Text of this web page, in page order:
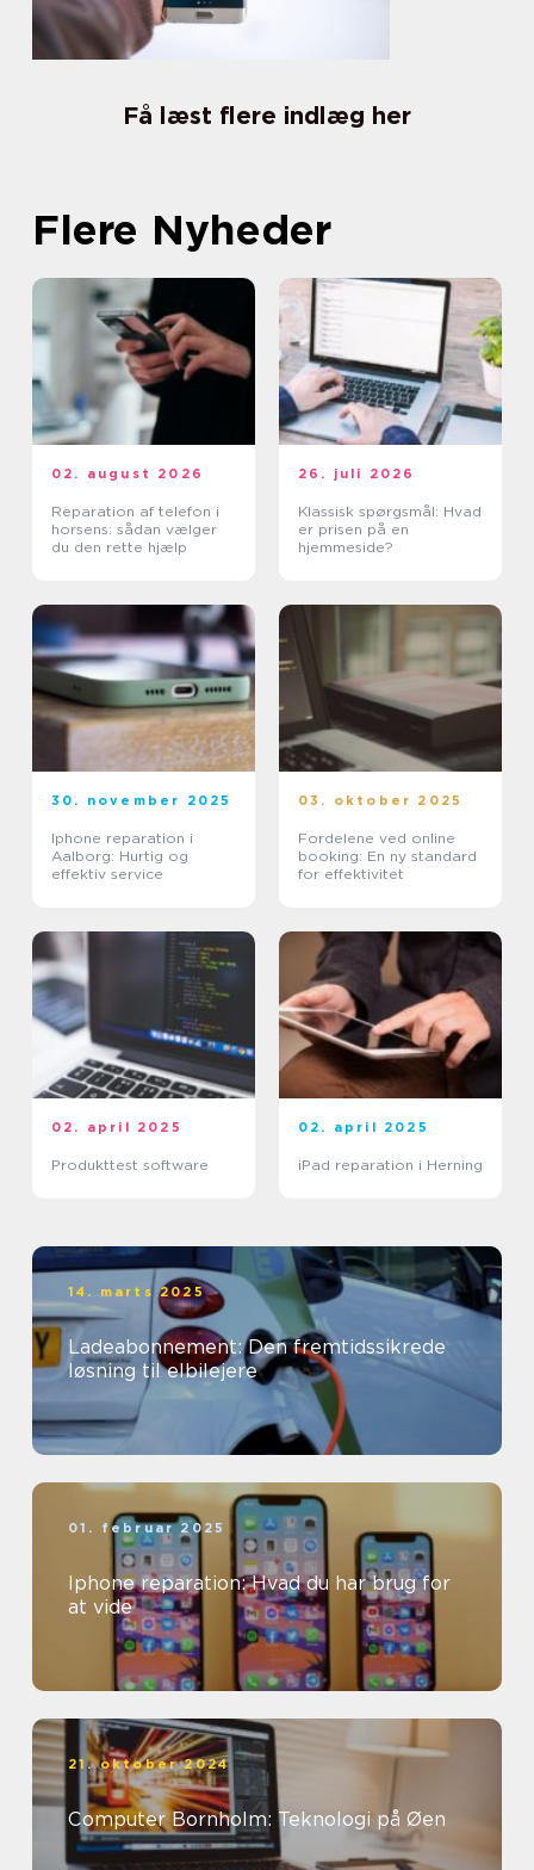
Få læst flere indlæg her
Flere Nyheder
02. august 2026
Reparation af telefon i
horsens: sådan vælger
du den rette hjælp
26. juli 2026
Klassisk spørgsmål: Hvad
er prisen på en
hjemmeside?
30. november 2025
Iphone reparation i
Aalborg: Hurtig og
effektiv service
03. oktober 2025
Fordelene ved online
booking: En ny standard
for effektivitet
02. april 2025
Produkttest software
02. april 2025
iPad reparation i Herning
14. marts 2025
Ladeabonnement: Den fremtidssikrede
løsning til elbilejere
01. februar 2025
Iphone reparation: Hvad du har brug for
at vide
21. oktober 2024
Computer Bornholm: Teknologi på Øen